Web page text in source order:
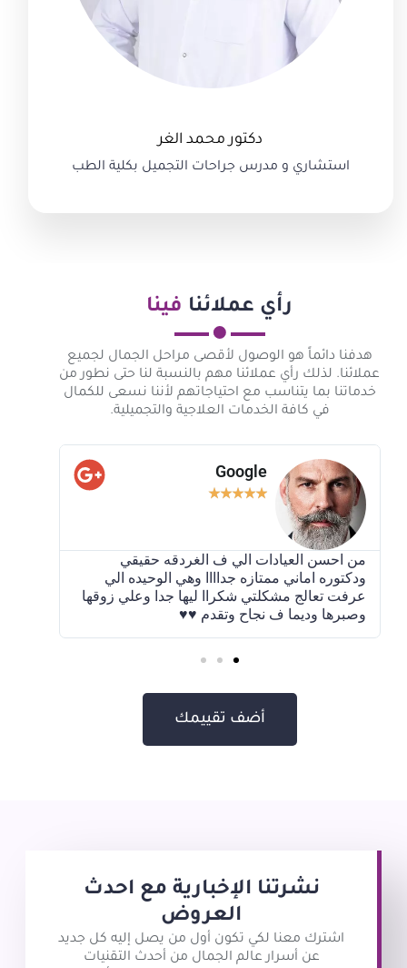
دكتور محمد الغر
استشاري و مدرس جراحات التجميل بكلية الطب
رأي عملائنا فينا
هدفنا دائماً هو الوصول لأقصى مراحل الجمال لجميع
عملائنا. لذلك رأي عملائنا مهم بالنسبة لنا حتى نطور من
خدماتنا بما يتناسب مع احتياجاتهم لأننا نسعى للكمال
في كافة الخدمات العلاجية والتجميلية.
Google
★
★
★
★
★
من احسن العيادات الي ف الغردقه حقيقي
ودكتوره اماني ممتازه جداااا وهي الوحيده الي
عرفت تعالج مشكلتي شكراا ليها جدا وعلي زوقها
وصبرها وديما ف نجاح وتقدم ♥️♥️
أضف تقييمك
نشرتنا الإخبارية مع احدث
العروض
اشترك معنا لكي تكون أول من يصل إليه كل جديد
عن أسرار عالم الجمال من أحدث التقنيات